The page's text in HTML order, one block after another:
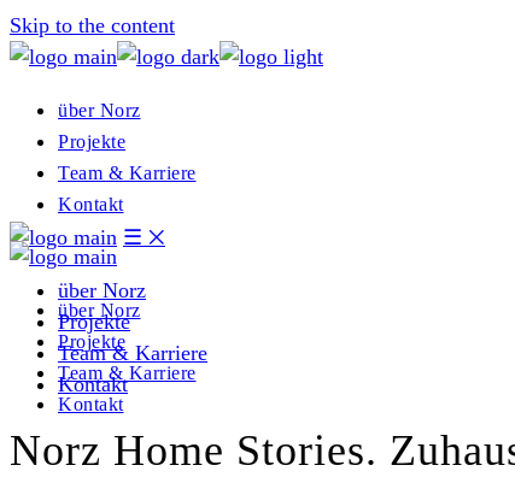
Skip to the content
über Norz
Projekte
Team & Karriere
Kontakt
über Norz
Projekte
Team & Karriere
Kontakt
☰ ྾
über Norz
Projekte
Team & Karriere
Kontakt
Norz Home Stories.